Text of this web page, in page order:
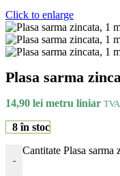
Click to enlarge
Plasa sarma
14,90 lei metru liniar
8 în stoc
-
Cantitate Plasa